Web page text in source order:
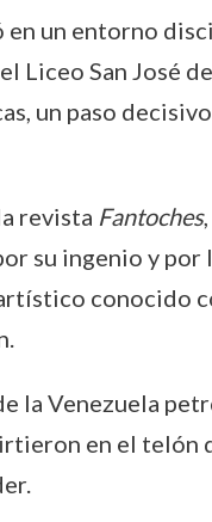
en un entorno
Liceo San José
un paso
revista Fantoches
su ingenio y por
conocido
la Venezuela
en el telón